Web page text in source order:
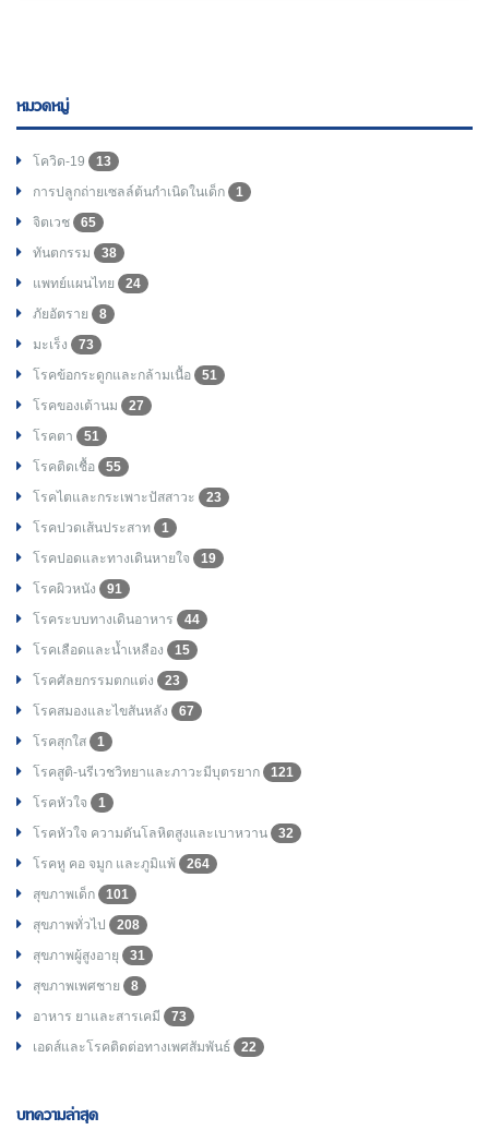
หมวดหมู่
โควิด-19
13
การปลูกถ่ายเซลล์ต้นกำเนิดในเด็ก
1
จิตเวช
65
ทันตกรรม
38
แพทย์แผนไทย
24
ภัยอัตราย
8
มะเร็ง
73
โรคข้อกระดูกและกล้ามเนื้อ
51
โรคของเต้านม
27
โรคตา
51
โรคติดเชื้อ
55
โรคไตและกระเพาะปัสสาวะ
23
โรคปวดเส้นประสาท
1
โรคปอดและทางเดินหายใจ
19
โรคผิวหนัง
91
โรคระบบทางเดินอาหาร
44
โรคเลือดและน้ำเหลือง
15
โรคศัลยกรรมตกแต่ง
23
โรคสมองและไขสันหลัง
67
โรคสุกใส
1
โรคสูติ-นรีเวชวิทยาและภาวะมีบุตรยาก
121
โรคหัวใจ
1
โรคหัวใจ ความดันโลหิตสูงและเบาหวาน
32
โรคหู คอ จมูก และภูมิแพ้
264
สุขภาพเด็ก
101
สุขภาพทั่วไป
208
สุขภาพผู้สูงอายุ
31
สุขภาพเพศชาย
8
อาหาร ยาและสารเคมี
73
เอดส์และโรคติดต่อทางเพศสัมพันธ์
22
บทความล่าสุด